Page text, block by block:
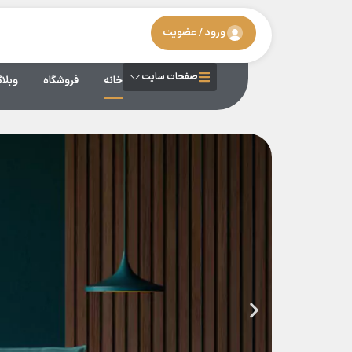
ورود / عضویت
صفحات سایت خانه فروشگاه